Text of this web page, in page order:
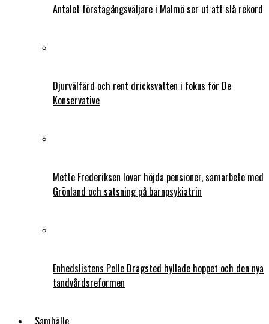
Antalet förstagångsväljare i Malmö ser ut att slå rekord
Djurvälfärd och rent dricksvatten i fokus för De
Konservative
Mette Frederiksen lovar höjda pensioner, samarbete med
Grönland och satsning på barnpsykiatrin
Enhedslistens Pelle Dragsted hyllade hoppet och den nya
tandvårdsreformen
Samhälle